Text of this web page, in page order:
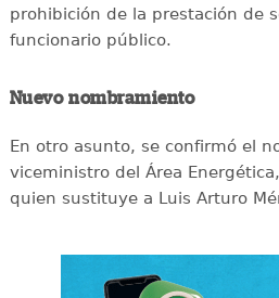
prohibición de la prestación de
funcionario público.
Nuevo nombramiento
En otro asunto, se confirmó el
viceministro del Área
quien sustituye a Luis Arturo